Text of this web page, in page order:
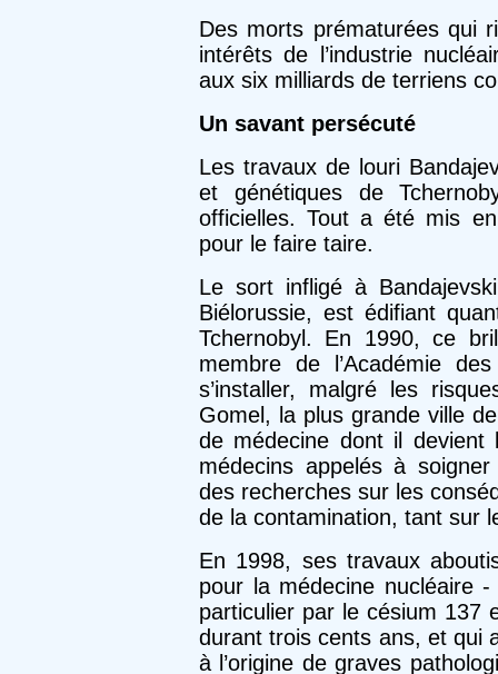
Des morts prématurées qui
inté­rêts de l’industrie
aux six milliards de terriens
Un savant persécuté
Les travaux de louri
et génétiques de
officielles. Tout a été mis
pour le faire taire.
Le sort infligé à
Biélorussie, est édifiant
Tchernobyl. En 1990, ce
membre de l’Académie
s’installer, malgré les
Gomel, la plus grande ville
de méde­cine dont il devient
médecins appelés à
des recherches sur les
de la contamination, tant sur
En 1998, ses travaux
pour la médecine nucléaire
particu­lier par le césium 137
durant trois cents ans, et qui
à l’origine de graves